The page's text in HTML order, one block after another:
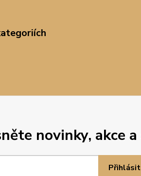
novinky, akce